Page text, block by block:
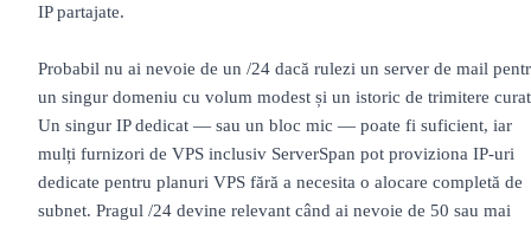
IP partajate.
Probabil nu ai nevoie de un /24 dacă rulezi un server de mail
un singur domeniu cu volum modest și un istoric de trimitere
Un singur IP dedicat — sau un bloc mic — poate fi suficient, iar
mulți furnizori de VPS inclusiv ServerSpan pot proviziona IP-uri
dedicate pentru planuri VPS fără a necesita o alocare completă de
subnet. Pragul /24 devine relevant când ai nevoie de 50 sau mai